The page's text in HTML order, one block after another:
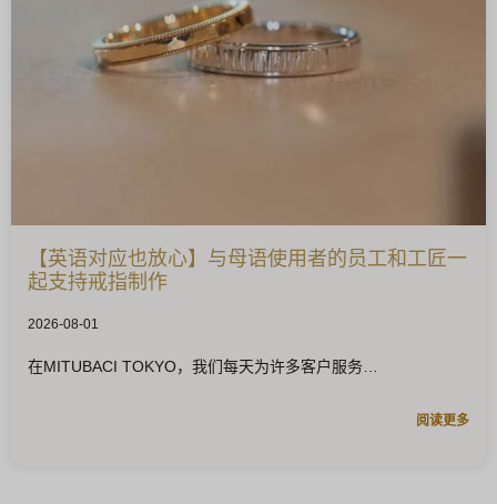
【英语对应也放心】与母语使用者的员工和工匠一
起支持戒指制作
2026-08-01
在MITUBACI TOKYO，我们每天为许多客户服务
阅读更多